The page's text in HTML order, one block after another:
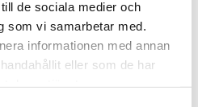
de sociala medier och
som vi samarbetar med.
informationen med annan
eller som de har
att arbeta, om alla har
arbetsglädje alldeles
företag tar fram sina